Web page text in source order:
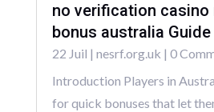
no verification
bonus australia Guide
22 Juil | nesrf.org.uk | 0
Introduction Players in
for quick bonuses that let